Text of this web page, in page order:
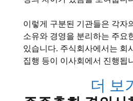
이렇게 구분된 기관들은 각자
소유와 경영을 분리하는 주요
있습니다. 주식회사에서는 회
집행 등이 이사회에서 진행됩
더 보